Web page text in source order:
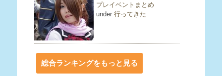
プレイベントまとめ
under 行ってきた
総合ランキングをもっと見る